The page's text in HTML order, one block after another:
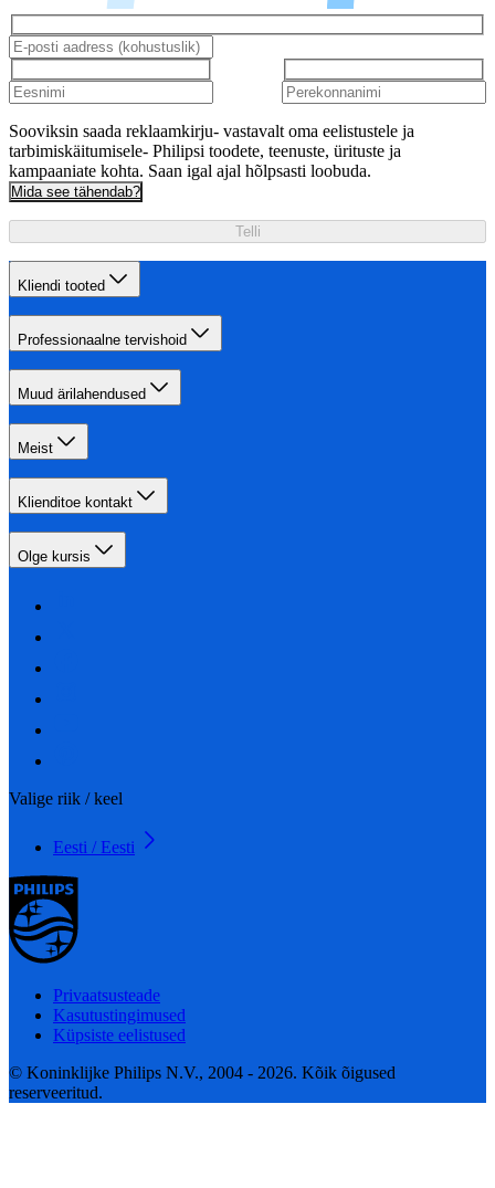
Sooviksin saada reklaamkirju- vastavalt oma eelistustele ja
tarbimiskäitumisele- Philipsi toodete, teenuste, ürituste ja
kampaaniate kohta. Saan igal ajal hõlpsasti loobuda.
Mida see tähendab?
Telli
Kliendi tooted
Professionaalne tervishoid
Muud ärilahendused
Meist
Klienditoe kontakt
Olge kursis
Valige riik / keel
Eesti / Eesti
Privaatsusteade
Kasutustingimused
Küpsiste eelistused
© Koninklijke Philips N.V., 2004 - 2026. Kõik õigused
reserveeritud.